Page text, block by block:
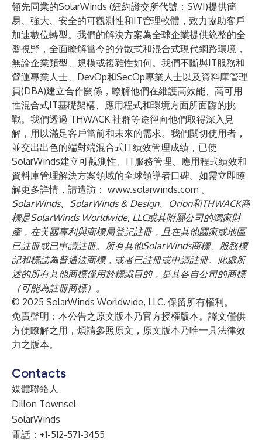
領先同業的SolarWinds (紐約證交所代號：SWI)提供簡
易、強大、安全的可觀測性和IT管理軟體，致力協助客戶
加速數位轉型。我們的解決方案為全球企業提供統整的全
盤視野，全面瞭解當今的分散式和混合式現代網路環境，
無論企業類型、規模或複雜性如何。我們不斷與IT服務和
營運專業人士、DevOp和SecOp專業人士以及資料庫管理
員(DBA)建立合作關係，瞭解他們在維護高效能、高可用
性混合式IT基礎架構、應用程式和環境方面所面臨的挑
戰。我們透過 THWACK 社群等途徑向他們取得深入見
解，用以滿足客戶當前和未來的需求。我們關切使用者，
並交出出色的端對端混合式IT績效管理成績，已使
SolarWinds建立可觀測性、IT服務管理、應用程式績效和
資料庫管理解決方案領域的全球領導者口碑。如需立即瞭
解更多詳情，請造訪： www.solarwinds.com 。
SolarWinds、SolarWinds & Design、Orion和THWACK商
標是SolarWinds Worldwide, LLC或其附屬公司的獨家財
產，在美國專利與商標局登記註冊，且在其他國家或地區
已註冊或已申請註冊。所有其他SolarWinds商標、服務標
記和標誌為普通法商標，或者已註冊或申請註冊。此處所
述的所有其他商標僅用於標識目的，是其各自公司的商標
（可能為註冊商標）。
© 2025 SolarWinds Worldwide, LLC. 保留所有權利。
免責聲明：本公告之原文版本乃官方授權版本。譯文僅供
方便瞭解之用，煩請參照原文，原文版本乃唯一具法律效
力之版本。
Contacts
媒體聯絡人
Dillon Townsel
SolarWinds
電話：+1-512-571-3455